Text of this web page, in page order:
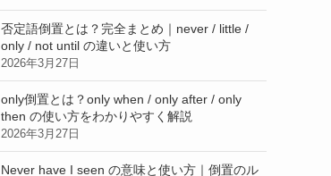
否定語倒置とは？完全まとめ｜never / little /
only / not until の違いと使い方
2026年3月27日
only倒置とは？only when / only after / only
then の使い方をわかりやすく解説
2026年3月27日
Never have I seen の意味と使い方｜倒置のル